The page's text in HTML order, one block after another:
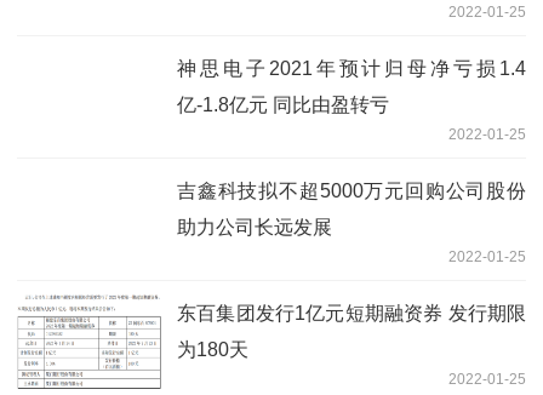
2022-01-25
神思电子2021年预计归母净亏损1.4
亿-1.8亿元 同比由盈转亏
2022-01-25
吉鑫科技拟不超5000万元回购公司股份
助力公司长远发展
2022-01-25
东百集团发行1亿元短期融资券 发行期限
为180天
2022-01-25